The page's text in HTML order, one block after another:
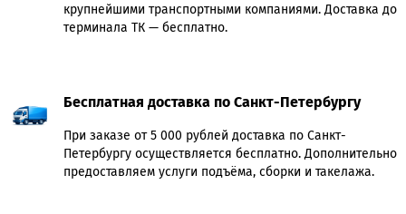
крупнейшими транспортными компаниями. Доставка до
терминала ТК — бесплатно.
Бесплатная доставка по Санкт-Петербургу
При заказе от 5 000 рублей доставка по Санкт-
Петербургу осуществляется бесплатно. Дополнительно
предоставляем услуги подъёма, сборки и такелажа.